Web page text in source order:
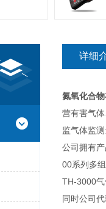
详细
氮氧化合
营有害气
监气体监
公司拥有
00系列多
TH-3000
同时公司